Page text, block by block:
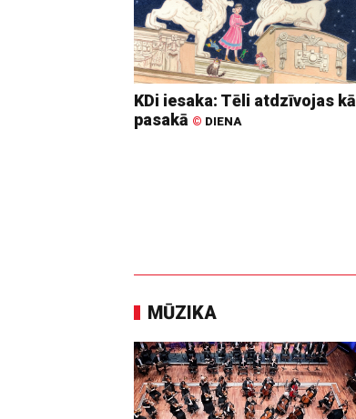
KDi iesaka: Tēli atdzīvojas kā
pasakā © DIENA
MŪZIKA